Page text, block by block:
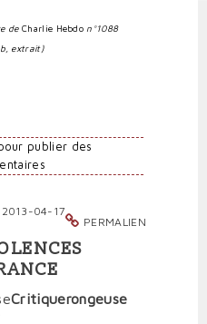
de Charlie Hebdo n°1088
extrait)
publier des
PERMALIEN
2013-04-17
Critiquerongeuse